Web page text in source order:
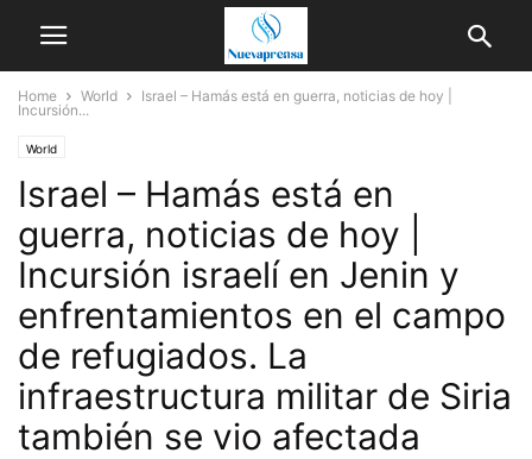
Home World
Israel – Hamás está en guerra, noticias de hoy |
Incursión...
World
Israel – Hamás está en
guerra, noticias de hoy |
Incursión israelí en Jenin y
enfrentamientos en el campo
de refugiados. La
infraestructura militar de Siria
también se vio afectada